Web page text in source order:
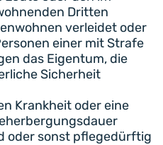
Dritten
verleidet oder
einer mit Strafe
das Eigentum, die
Sicherheit
Krankheit oder eine
oder sonst pflegedürftig